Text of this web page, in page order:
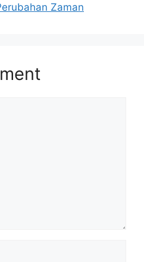
Zaman